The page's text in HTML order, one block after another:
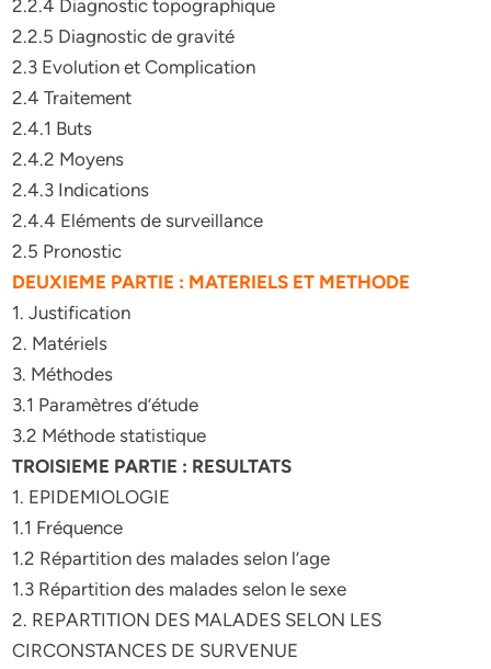
2.2.4 Diagnostic topographique
2.2.5 Diagnostic de gravité
2.3 Evolution et Complication
2.4 Traitement
2.4.1 Buts
2.4.2 Moyens
2.4.3 Indications
2.4.4 Eléments de surveillance
2.5 Pronostic
DEUXIEME PARTIE : MATERIELS ET METHODE
1. Justification
2. Matériels
3. Méthodes
3.1 Paramètres d’étude
3.2 Méthode statistique
TROISIEME PARTIE : RESULTATS
1. EPIDEMIOLOGIE
1.1 Fréquence
1.2 Répartition des malades selon l’age
1.3 Répartition des malades selon le sexe
2. REPARTITION DES MALADES SELON LES
CIRCONSTANCES DE SURVENUE